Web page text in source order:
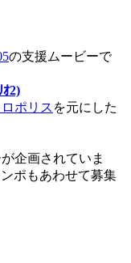
の支援ムービーで
2)
ポリス を元にした
企画されていま
ポもあわせて募集